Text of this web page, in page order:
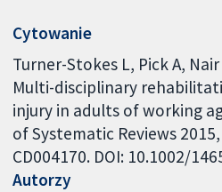
Cytowanie
Turner-Stokes L, Pick A, Nair
Multi-disciplinary
injury in adults of working
of Systematic Reviews
CD004170. DOI: 10.1002/
Autorzy